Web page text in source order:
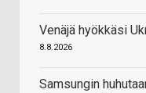
Venäjä hyökkäsi
8.8.2026
Samsungin